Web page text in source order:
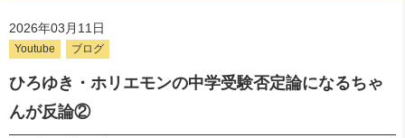
2026年03月11日
Youtube ブログ
ひろゆき・ホリエモンの中学受験否定論になるちゃ
んが反論②